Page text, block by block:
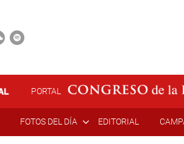
PORTAL
FOTOS DEL DÍA EDITORIAL